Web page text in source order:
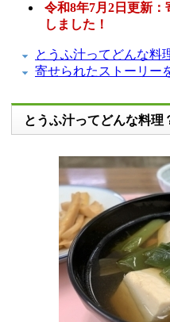
令和8年7月2日更新
しました！
とうふ汁ってどんな料
寄せられたストーリー
とうふ汁ってどんな料理